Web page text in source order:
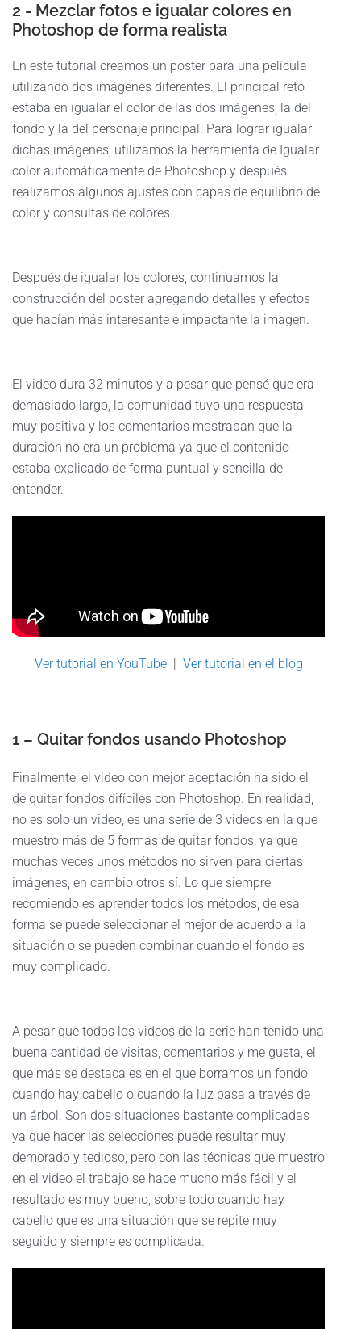
2 - Mezclar fotos e igualar colores en
Photoshop de forma realista
En este tutorial creamos un poster para una película
utilizando dos imágenes diferentes. El principal reto
estaba en igualar el color de las dos imágenes, la del
fondo y la del personaje principal. Para lograr igualar
dichas imágenes, utilizamos la herramienta de Igualar
color automáticamente de Photoshop y después
realizamos algunos ajustes con capas de equilibrio de
color y consultas de colores.
Después de igualar los colores, continuamos la
construcción del poster agregando detalles y efectos
que hacían más interesante e impactante la imagen.
El video dura 32 minutos y a pesar que pensé que era
demasiado largo, la comunidad tuvo una respuesta
muy positiva y los comentarios mostraban que la
duración no era un problema ya que el contenido
estaba explicado de forma puntual y sencilla de
entender.
Ver tutorial en YouTube| Ver tutorial en el blog
1 – Quitar fondos usando Photoshop
Finalmente, el video con mejor aceptación ha sido el
de quitar fondos difíciles con Photoshop. En realidad,
no es solo un video, es una serie de 3 videos en la que
muestro más de 5 formas de quitar fondos, ya que
muchas veces unos métodos no sirven para ciertas
imágenes, en cambio otros sí. Lo que siempre
recomiendo es aprender todos los métodos, de esa
forma se puede seleccionar el mejor de acuerdo a la
situación o se pueden combinar cuando el fondo es
muy complicado.
A pesar que todos los videos de la serie han tenido una
buena cantidad de visitas, comentarios y me gusta, el
que más se destaca es en el que borramos un fondo
cuando hay cabello o cuando la luz pasa a través de
un árbol. Son dos situaciones bastante complicadas
ya que hacer las selecciones puede resultar muy
demorado y tedioso, pero con las técnicas que muestro
en el video el trabajo se hace mucho más fácil y el
resultado es muy bueno, sobre todo cuando hay
cabello que es una situación que se repite muy
seguido y siempre es complicada.